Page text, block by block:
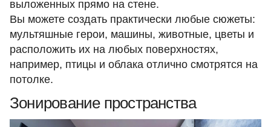
выложенных прямо на стене.
Вы можете создать практически любые сюжеты:
мультяшные герои, машины, животные, цветы и
расположить их на любых поверхностях,
например, птицы и облака отлично смотрятся на
потолке.
Зонирование пространства